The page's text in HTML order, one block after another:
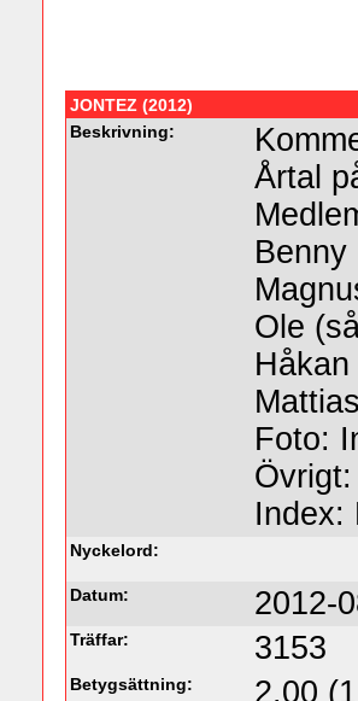
JONTEZ (2012)
Beskrivning:
Årtal
Benny
Ole
Foto:
Övrigt:
Index:
Nyckelord:
Datum: 2012-
Träffar: 3153
Betygsättning: 2.00